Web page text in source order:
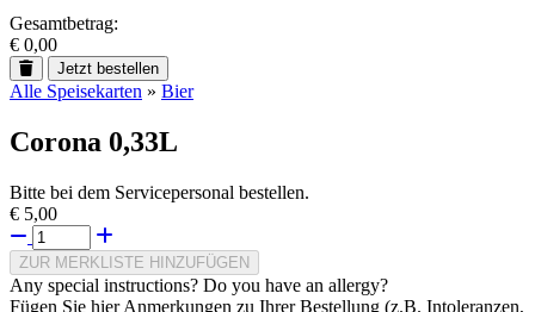
Gesamtbetrag:
€ 0,00
Jetzt bestellen
Alle Speisekarten » Bier
Corona 0,33L
Bitte bei dem Servicepersonal bestellen.
€ 5,00
ZUR MERKLISTE HINZUFÜGEN
Any special instructions? Do you have an allergy?
Fügen Sie hier Anmerkungen zu Ihrer Bestellung (z.B. Intoleranzen,